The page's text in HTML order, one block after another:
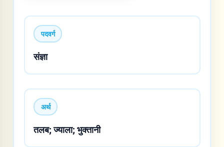
पदवर्ग
संज्ञा
अर्थ
तलब; ज्याला; भुक्तानी